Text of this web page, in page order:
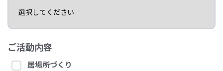
ご活動内容
居場所づくり